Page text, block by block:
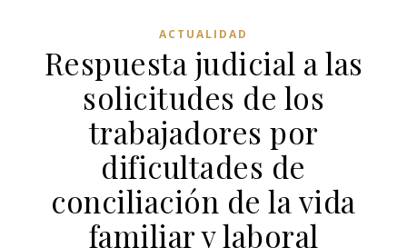
ACTUALIDAD
Respuesta judicial a las
solicitudes de los
trabajadores por
dificultades de
conciliación de la vida
familiar y laboral